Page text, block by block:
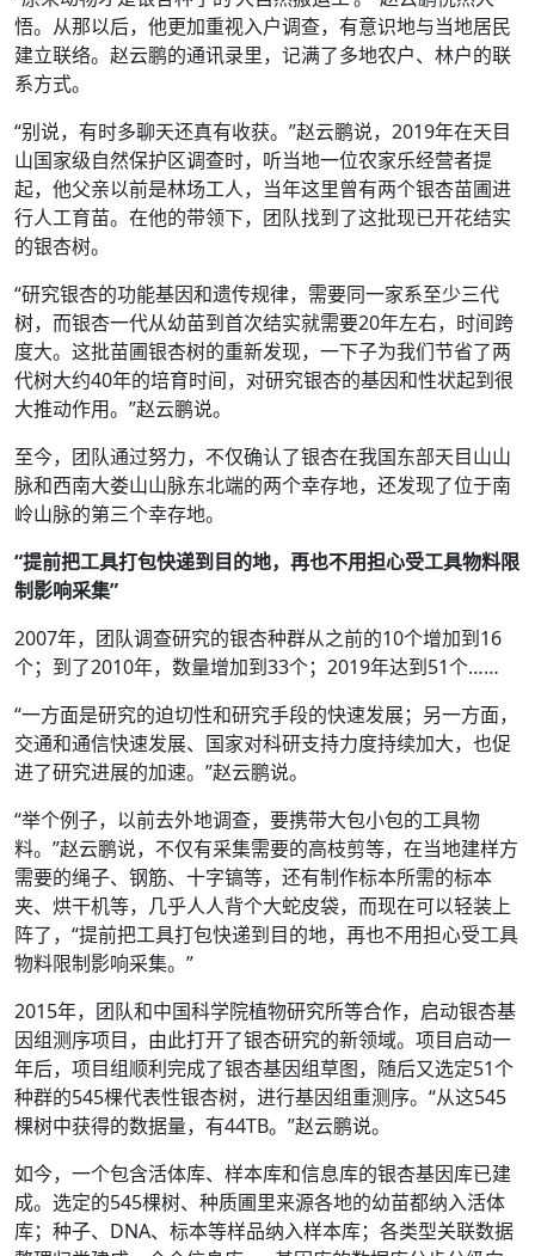
悟。从那以后，他更加重视入户调查，有意识地与当地居民
建立联络。赵云鹏的通讯录里，记满了多地农户、林户的联
系方式。
“别说，有时多聊天还真有收获。”赵云鹏说，2019年在天目
山国家级自然保护区调查时，听当地一位农家乐经营者提
起，他父亲以前是林场工人，当年这里曾有两个银杏苗圃进
行人工育苗。在他的带领下，团队找到了这批现已开花结实
的银杏树。
“研究银杏的功能基因和遗传规律，需要同一家系至少三代
树，而银杏一代从幼苗到首次结实就需要20年左右，时间跨
度大。这批苗圃银杏树的重新发现，一下子为我们节省了两
代树大约40年的培育时间，对研究银杏的基因和性状起到很
大推动作用。”赵云鹏说。
至今，团队通过努力，不仅确认了银杏在我国东部天目山山
脉和西南大娄山山脉东北端的两个幸存地，还发现了位于南
岭山脉的第三个幸存地。
“提前把工具打包快递到目的地，再也不用担心受工具物料限
制影响采集”
2007年，团队调查研究的银杏种群从之前的10个增加到16
个；到了2010年，数量增加到33个；2019年达到51个……
“一方面是研究的迫切性和研究手段的快速发展；另一方面，
交通和通信快速发展、国家对科研支持力度持续加大，也促
进了研究进展的加速。”赵云鹏说。
“举个例子，以前去外地调查，要携带大包小包的工具物
料。”赵云鹏说，不仅有采集需要的高枝剪等，在当地建样方
需要的绳子、钢筋、十字镐等，还有制作标本所需的标本
夹、烘干机等，几乎人人背个大蛇皮袋，而现在可以轻装上
阵了，“提前把工具打包快递到目的地，再也不用担心受工具
物料限制影响采集。”
2015年，团队和中国科学院植物研究所等合作，启动银杏基
因组测序项目，由此打开了银杏研究的新领域。项目启动一
年后，项目组顺利完成了银杏基因组草图，随后又选定51个
种群的545棵代表性银杏树，进行基因组重测序。“从这545
棵树中获得的数据量，有44TB。”赵云鹏说。
如今，一个包含活体库、样本库和信息库的银杏基因库已建
成。选定的545棵树、种质圃里来源各地的幼苗都纳入活体
库；种子、DNA、标本等样品纳入样本库；各类型关联数据